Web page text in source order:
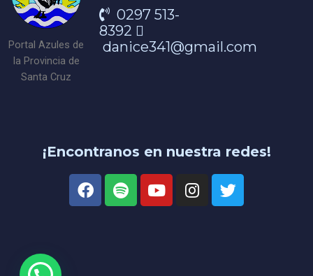
Portal Azules de
la Provincia de
Santa Cruz
0297 513-
8392
danice341@gmail.com
¡Encontranos en nuestra redes!